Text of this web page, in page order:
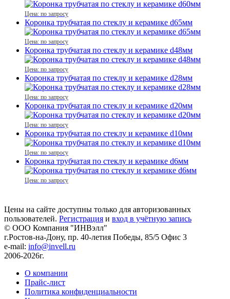
Цена: по запросу
Коронка трубчатая по стеклу и керамике d65мм
Цена: по запросу
Коронка трубчатая по стеклу и керамике d48мм
Цена: по запросу
Коронка трубчатая по стеклу и керамике d28мм
Цена: по запросу
Коронка трубчатая по стеклу и керамике d20мм
Цена: по запросу
Коронка трубчатая по стеклу и керамике d10мм
Цена: по запросу
Коронка трубчатая по стеклу и керамике d6мм
Цена: по запросу
Цены на сайте доступны только для авторизованных
пользователей. Регистрация и вход в учётную запись
© ООО Компания "ИНВэлл"
г.Ростов-на-Дону, пр. 40-летия Победы, 85/5 Офис 3
e-mail: info@invell.ru
2006-2026г.
О компании
Прайс-лист
Политика конфиденциальности